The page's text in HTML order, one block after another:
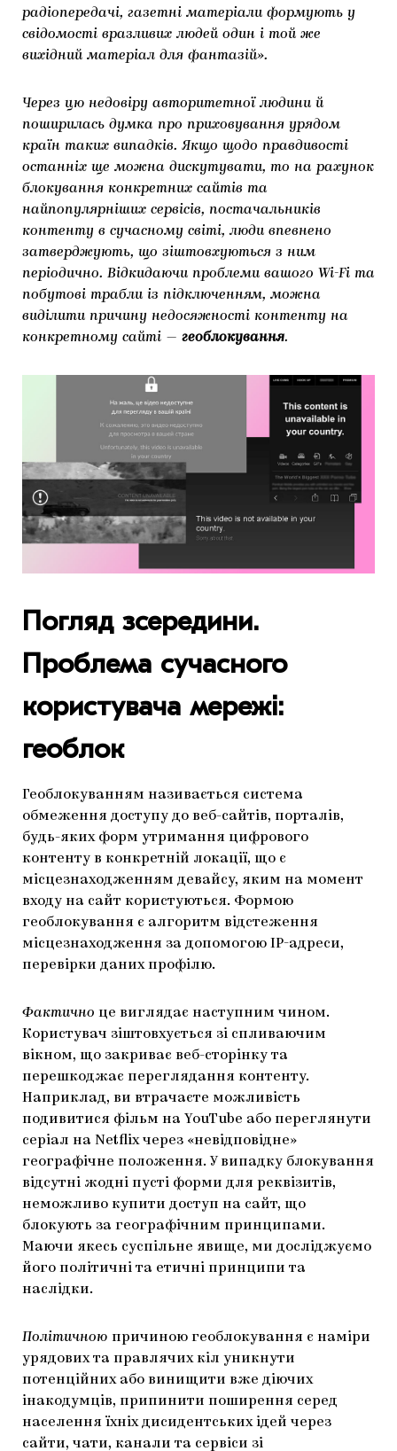
радіопередачі, газетні матеріали формують у
свідомості вразливих людей один і той же
вихідний матеріал для фантазій».
Через цю недовіру авторитетної людини й
поширилась думка про приховування урядом
країн таких випадків. Якщо щодо правдивості
останніх ще можна дискутувати, то на рахунок
блокування конкретних сайтів та
найпопулярніших сервісів, постачальників
контенту в сучасному світі, люди впевнено
затверджують, що зіштовхуються з ним
періодично. Відкидаючи проблеми вашого Wi-Fi та
побутові трабли із підключенням, можна
виділити причину недосяжності контенту на
конкретному сайті — геоблокування.
Погляд зсередини.
Проблема сучасного
користувача мережі:
геоблок
Геоблокуванням називається система
обмеження доступу до веб-сайтів, порталів,
будь-яких форм утримання цифрового
контенту в конкретній локації, що є
місцезнаходженням девайсу, яким на момент
входу на сайт користуються. Формою
геоблокування є алгоритм відстеження
місцезнаходження за допомогою IP-адреси,
перевірки даних профілю.
Фактично це виглядає наступним чином.
Користувач зіштовхується зі спливаючим
вікном, що закриває веб-сторінку та
перешкоджає переглядання контенту.
Наприклад, ви втрачаєте можливість
подивитися фільм на YouTube або переглянути
серіал на Netflix через «невідповідне»
географічне положення. У випадку блокування
відсутні жодні пусті форми для реквізитів,
неможливо купити доступ на сайт, що
блокують за географічним принципами.
Маючи якесь суспільне явище, ми досліджуємо
його політичні та етичні принципи та
наслідки.
Політичною причиною геоблокування є наміри
урядових та правлячих кіл уникнути
потенційних або винищити вже діючих
інакодумців, припинити поширення серед
населення їхніх дисидентських ідей через
сайти, чати, канали та сервіси зі